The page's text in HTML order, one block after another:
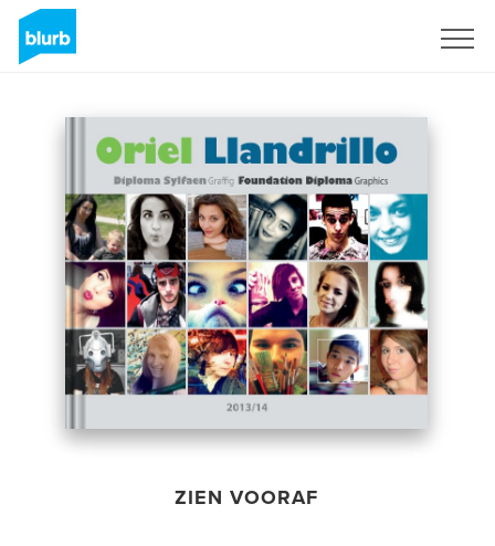
ZIEN VOORAF